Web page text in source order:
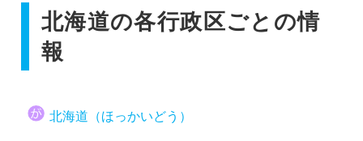
三重県
長崎県
熊本県
鹿児島県
北海道の各行政区ごとの情
報
北海道（ほっかいどう）